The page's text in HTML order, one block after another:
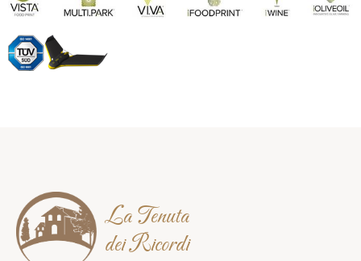
La Tenuta
dei Ricordi